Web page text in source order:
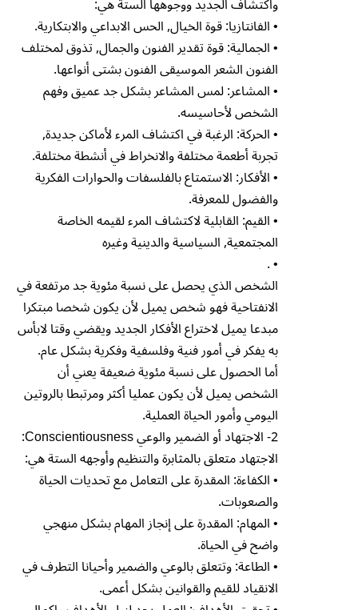
• الفانتازيا: قوة الخيال, الحس الابداعي والابتكارية.
• الجمالية: قوة تقدير الفنون والجمال, تذوق لمختلف
الفنون الشعر الموسيقى الفنون بشتى أنواعها.
• المشاعر: لمس المشاعر بشكل جد عميق وفهم
الشخص لأحاسيسه.
• الحركة: الرغبة في اكتشاف المرء لأماكن جديدة,
تجربة أطعمة مختلفة والانخراط في أنشطة مختلفة.
• الأفكار: الاستمتاع بالفلسفات والحوارات الفكرية
والفضول للمعرفة.
• القيم: القابلية لاكتشاف المرء لقيمه الخاصة
المجتمعية, السياسية والدينية وغيره
• .
الشخص الذي يحصل على نسبة مئوية جد مرتفعة في
الانفتاحية فهو شخص يميل لأن يكون شخصا مبتكرا
مبدعا يميل لاختراع الأفكار الجديد ويقضي وقتا لابأس
به يفكر في أمور فنية وفلسفية وفكرية بشكل عام.
أما الحصول على نسبة مئوية ضعيفة يعني أن
الشخص يميل لأن يكون عمليا أكثر ومرتبطا بالروتين
اليومي وأمور الحياة العملية.
2- الاجتهاد أو الضمير والوعي Conscientiousness:
الاجتهاد متعلق بالمثابرة والتنظيم وأوجهه الستة هي:
• الكفاءة: المقدرة على التعامل مع تحديات الحياة
والصعوبات.
• المهام: المقدرة على إنجاز المهام بشكل منهجي
واضح في الحياة.
• الطاعة: وتتعلق بالوعي والضمير وأحيانا التطرف في
الانقياد للقيم والقوانين بشكل أعمى.